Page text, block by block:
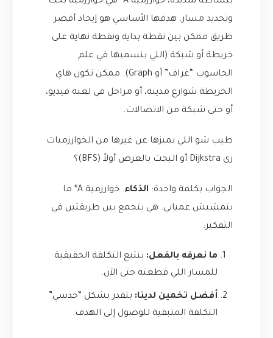
وتحديد مسار. هدفها الأساسي هو إيجاد أقصر
طريق ممكن بين نقطة بداية ونقطة نهاية على
خريطة أو شبكة (اللي بنسميها في علم
الحاسوب “غراف” أو Graph). ممكن تكون هاي
الخريطة شوارع مدينة، أو مراحل في لعبة فيديو،
أو حتى شبكة من الاتصالات.
طيب شو اللي بميزها عن غيرها من الخوارزميات
زي Dijkstra أو البحث بالعرض أولاً (BFS)؟
الجواب بكلمة واحدة: الذكاء
. خوارزمية A* ما
بتمشيش عمياني. هي بتجمع بين طريقتين في
التفكير:
ما نعرفه بالفعل: بتتبع التكلفة الحقيقية
للمسار اللي قطعته حتى الآن.
أفضل تخمين لدينا: بتقدر بشكل “حدسي”
التكلفة المتبقية للوصول إلى الهدف.